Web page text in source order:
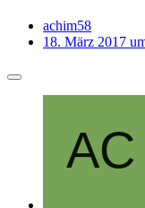
achim58
18. März 2017